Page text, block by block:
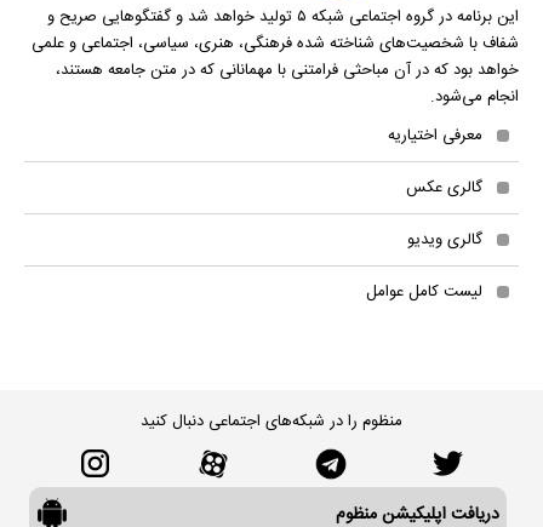
این برنامه در گروه اجتماعی شبکه ۵ تولید خواهد شد و گفتگوهایی صریح و
شفاف با شخصیت‌های شناخته شده فرهنگی، هنری، سیاسی، اجتماعی و علمی
خواهد بود که در آن مباحثی فرامتنی با مهمانانی که در متن جامعه هستند،
انجام می‌شود.
معرفی اختیاریه
گالری عکس
گالری ویدیو
لیست کامل عوامل
منظوم را در شبکه‌های اجتماعی دنبال کنید
دریافت اپلیکیشن منظوم